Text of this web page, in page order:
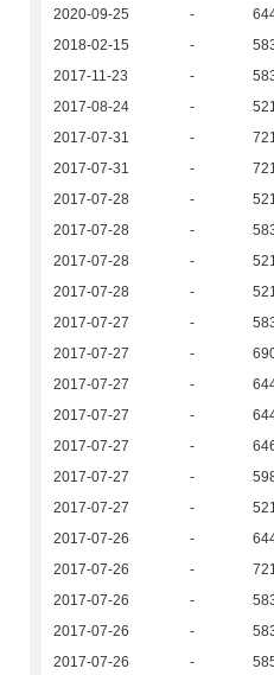
2020-09-25
-
2018-02-15
-
2017-11-23
-
2017-08-24
-
2017-07-31
-
2017-07-31
-
2017-07-28
-
2017-07-28
-
2017-07-28
-
2017-07-28
-
2017-07-27
-
2017-07-27
-
2017-07-27
-
2017-07-27
-
2017-07-27
-
2017-07-27
-
2017-07-27
-
2017-07-26
-
2017-07-26
-
2017-07-26
-
2017-07-26
-
2017-07-26
-